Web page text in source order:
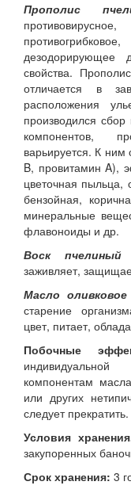
Прополис
дезодорирующее
свойства.
отличается в
расположения
производился
компонентов,
варьируется. К ним
B, провитамин A),
цветочная пыльца,
бензойная,
минеральные
флавоноиды и др.
Воск пчелиный
заживляет,
Масло оливковое
старение
цвет, питает,
Побочные
компонентам
или других
следует прекратить.
Условия
закупоренных
Срок хранения: 3